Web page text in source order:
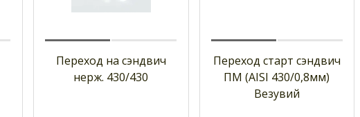
Переход на сэндвич
нерж. 430/430
Переход старт сэндвич
ПМ (AISI 430/0,8мм)
Везувий